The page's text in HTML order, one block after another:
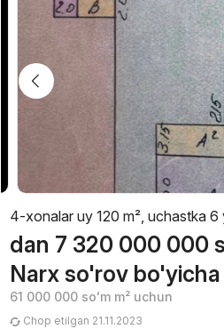
4-xonalar uy 120 m², uchastka 6
dan 7 320 000 000
Narx so'rov bo'yicha
61 000 000 soʻmm² uchun
Chop etilgan 21.11.2023